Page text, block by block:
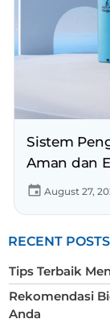
Sistem
Aman dan
August 27,
RECENT POSTS
Tips Terbaik
Rekomendasi
Anda